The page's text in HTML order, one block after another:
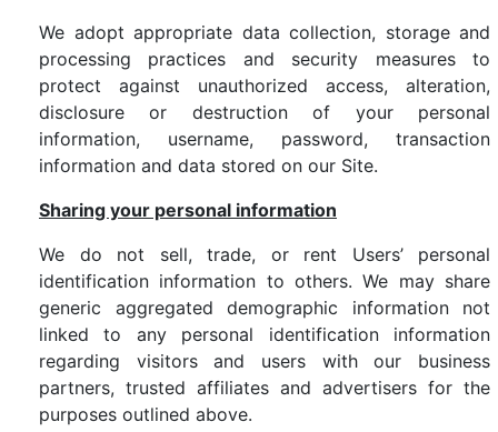
We adopt appropriate data collection, storage and
processing practices and security measures to
protect against unauthorized access, alteration,
disclosure or destruction of your personal
information, username, password, transaction
information and data stored on our Site.
Sharing your personal information
We do not sell, trade, or rent Users’ personal
identification information to others. We may share
generic aggregated demographic information not
linked to any personal identification information
regarding visitors and users with our business
partners, trusted affiliates and advertisers for the
purposes outlined above.